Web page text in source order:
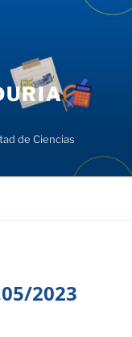
de Ciencias
2023